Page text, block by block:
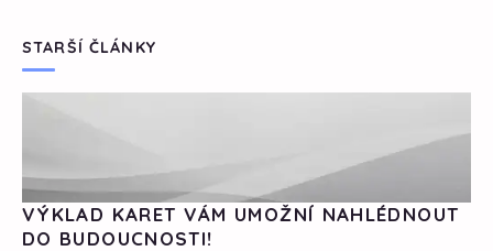
STARŠÍ ČLÁNKY
VÝKLAD KARET VÁM UMOŽNÍ NAHLÉDNOUT
DO BUDOUCNOSTI!